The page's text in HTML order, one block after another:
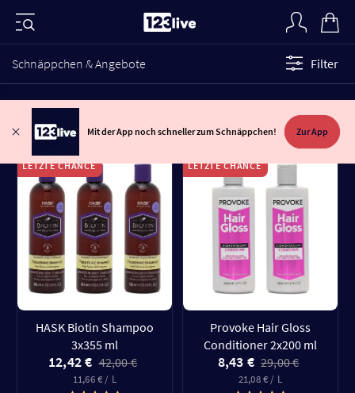
Schnäppchen & Angebote Filter
Mit der App noch schneller zum Schnäppchen! Zur App
LETZTE CHANCE
HASK Biotin Shampoo
3x355 ml
12,42 € 42,00 €
11,66 € / L
LETZTE CHANCE
Provoke Hair Gloss
Conditioner 2x200 ml
8,43 € 29,00 €
21,08 € / L